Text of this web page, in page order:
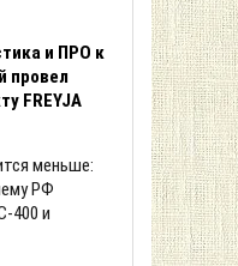
и ПРО к
провел
FREYJA
меньше:
РФ
400 и